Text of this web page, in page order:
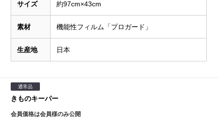
サイズ 約97cm×43cm
素材 機能性フィルム「プロガード」
生産地 日本
通常品
きものキーパー
会員価格は会員様のみ公開